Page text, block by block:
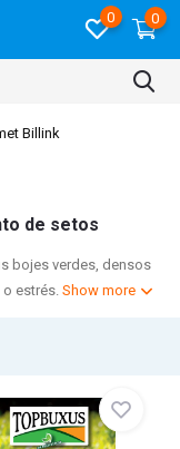
0 0
Billink
de setos
bojes verdes, densos
o estrés.Show more